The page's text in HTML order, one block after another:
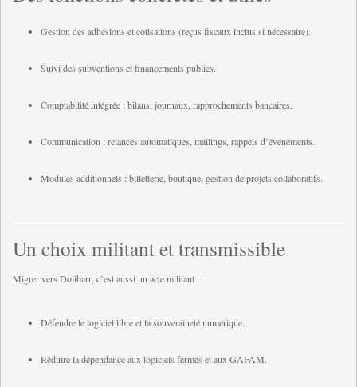
Gestion des adhésions et cotisations (reçus fiscaux inclus si nécessaire).
Suivi des subventions et financements publics.
Comptabilité intégrée : bilans, journaux, rapprochements bancaires.
Communication : relances automatiques, mailings, rappels d’événements.
Modules additionnels : billetterie, boutique, gestion de projets collaboratifs.
Un choix militant et transmissible
Migrer vers Dolibarr, c’est aussi un acte militant :
Défendre le logiciel libre et la souveraineté numérique.
Réduire la dépendance aux logiciels fermés et aux GAFAM.